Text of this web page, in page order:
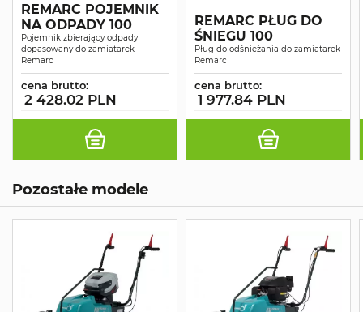
REMARC POJEMNIK
NA ODPADY 100
Pojemnik zbierający odpady
dopasowany do zamiatarek
Remarc
cena brutto:
2 428.02 PLN
REMARC PŁUG DO
ŚNIEGU 100
Pług do odśnieżania do zamiatarek
Remarc
cena brutto:
1 977.84 PLN
Pozostałe modele